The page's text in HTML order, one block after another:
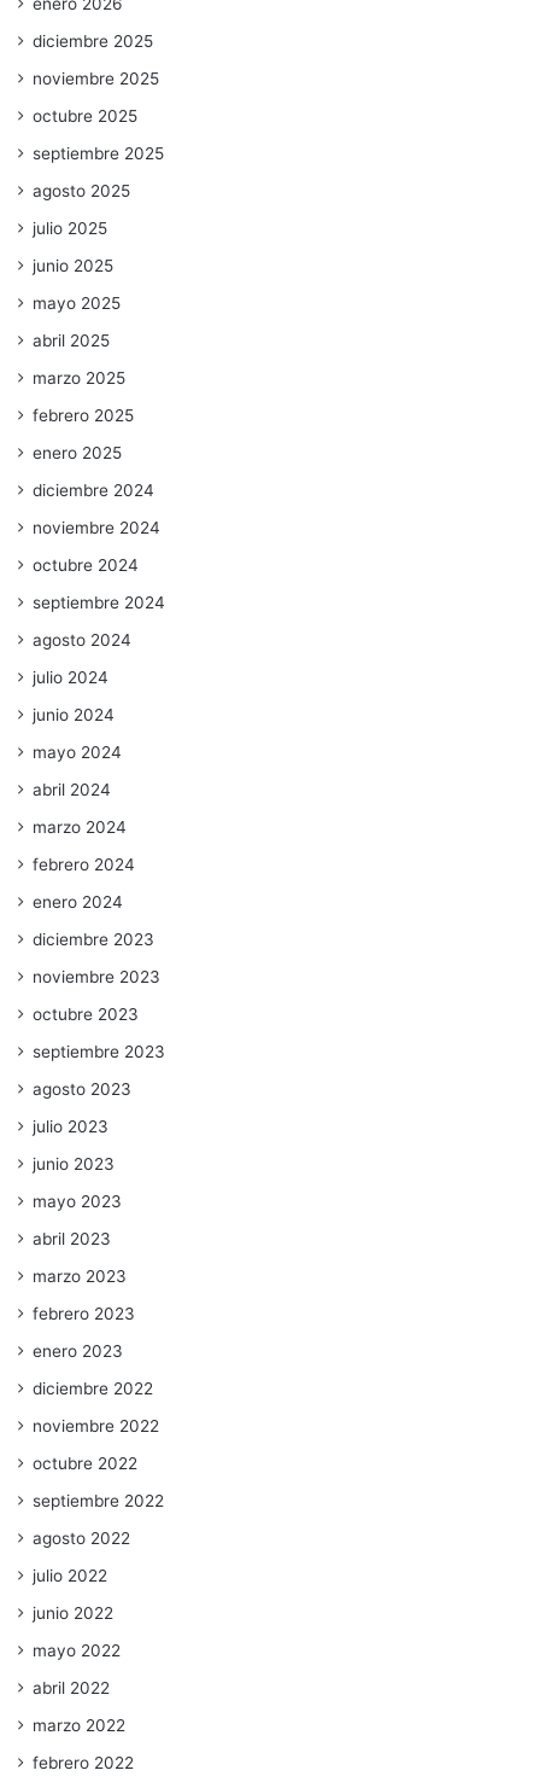
enero 2026
diciembre 2025
noviembre 2025
octubre 2025
septiembre 2025
agosto 2025
julio 2025
junio 2025
mayo 2025
abril 2025
marzo 2025
febrero 2025
enero 2025
diciembre 2024
noviembre 2024
octubre 2024
septiembre 2024
agosto 2024
julio 2024
junio 2024
mayo 2024
abril 2024
marzo 2024
febrero 2024
enero 2024
diciembre 2023
noviembre 2023
octubre 2023
septiembre 2023
agosto 2023
julio 2023
junio 2023
mayo 2023
abril 2023
marzo 2023
febrero 2023
enero 2023
diciembre 2022
noviembre 2022
octubre 2022
septiembre 2022
agosto 2022
julio 2022
junio 2022
mayo 2022
abril 2022
marzo 2022
febrero 2022